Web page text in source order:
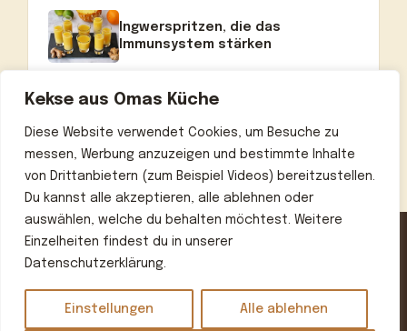
Kekse aus Omas Küche
Diese Website verwendet Cookies, um Besuche zu
messen, Werbung anzuzeigen und bestimmte Inhalte
von Drittanbietern (zum Beispiel Videos) bereitzustellen.
Du kannst alle akzeptieren, alle ablehnen oder
auswählen, welche du behalten möchtest. Weitere
Einzelheiten findest du in unserer
Datenschutzerklärung.
Einstellungen Alle ablehnen
Ingwerspritzen, die das
Immunsystem stärken